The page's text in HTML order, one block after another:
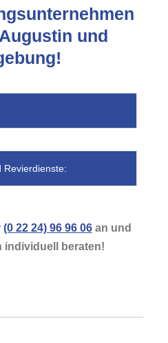
und
Revierdienste:
(0 22 24) 96 96 06an und
individuell beraten!